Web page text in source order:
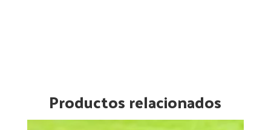
Productos relacionados